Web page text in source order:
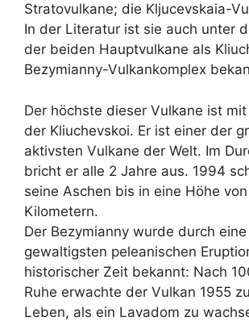
Stratovulkane; die Kljucevskaia-
In der Literatur ist sie auch unter
der beiden Hauptvulkane als
Bezymianny-Vulkankomplex
Der höchste dieser Vulkane ist
der Kliuchevskoi. Er ist einer der
aktivsten Vulkane der Welt. Im
bricht er alle 2 Jahre aus. 1994
seine Aschen bis in eine Höhe
Kilometern.
Der Bezymianny wurde durch
gewaltigsten peleanischen
historischer Zeit bekannt: Nach
Ruhe erwachte der Vulkan 1955
Leben, als ein Lavadom zu